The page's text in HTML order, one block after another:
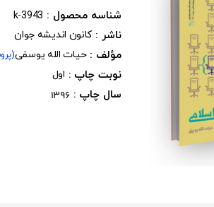
شناسه محصول : k-3943
ناشر : کانون اندیشه جوان
مؤلف : حیات الله یوسفی
نوبت چاپ : اول
سال چاپ : 1396